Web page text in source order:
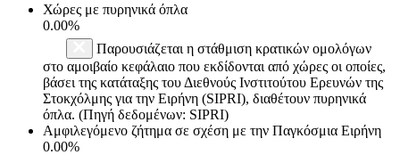
Χώρες με πυρηνικά όπλα
0.00%
Παρουσιάζεται η στάθμιση κρατικών ομολόγων
στο αμοιβαίο κεφάλαιο που εκδίδονται από χώρες οι οποίες,
βάσει της κατάταξης του Διεθνούς Ινστιτούτου Ερευνών της
Στοκχόλμης για την Ειρήνη (SIPRI), διαθέτουν πυρηνικά
όπλα. (Πηγή δεδομένων: SIPRI)
Αμφιλεγόμενο ζήτημα σε σχέση με την Παγκόσμια Ειρήνη
0.00%